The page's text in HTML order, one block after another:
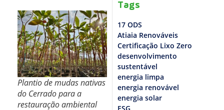
Plantio de mudas nativas
do Cerrado para a
restauração ambiental
Tags
17 ODS
Atiaia Renováveis
Certificação Lixo Zero
desenvolvimento
sustentável
energia limpa
energia renovável
energia solar